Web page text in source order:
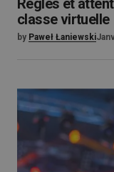
Règles et
classe virtuelle
by Paweł Łaniewski